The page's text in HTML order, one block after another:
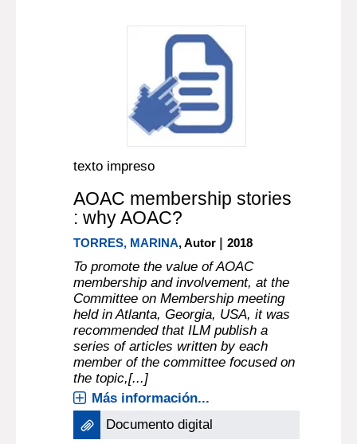
texto impreso
AOAC membership stories
: why AOAC?
TORRES, MARINA, Autor |2018
To promote the value of AOAC
membership and involvement, at the
Committee on Membership meeting
held in Atlanta, Georgia, USA, it was
recommended that ILM publish a
series of articles written by each
member of the committee focused on
the topic,[...]
Más información...
Documento digital